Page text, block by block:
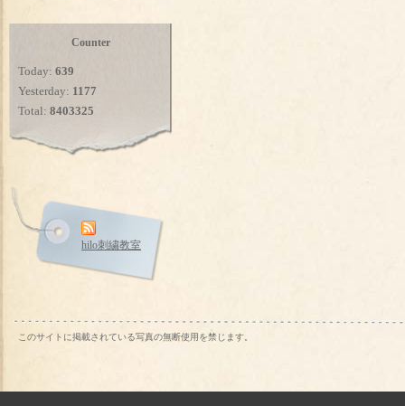
Counter
Today: 639
Yesterday: 1177
Total: 8403325
hilo刺繍教室
このサイトに掲載されている写真の無断使用を禁じます。